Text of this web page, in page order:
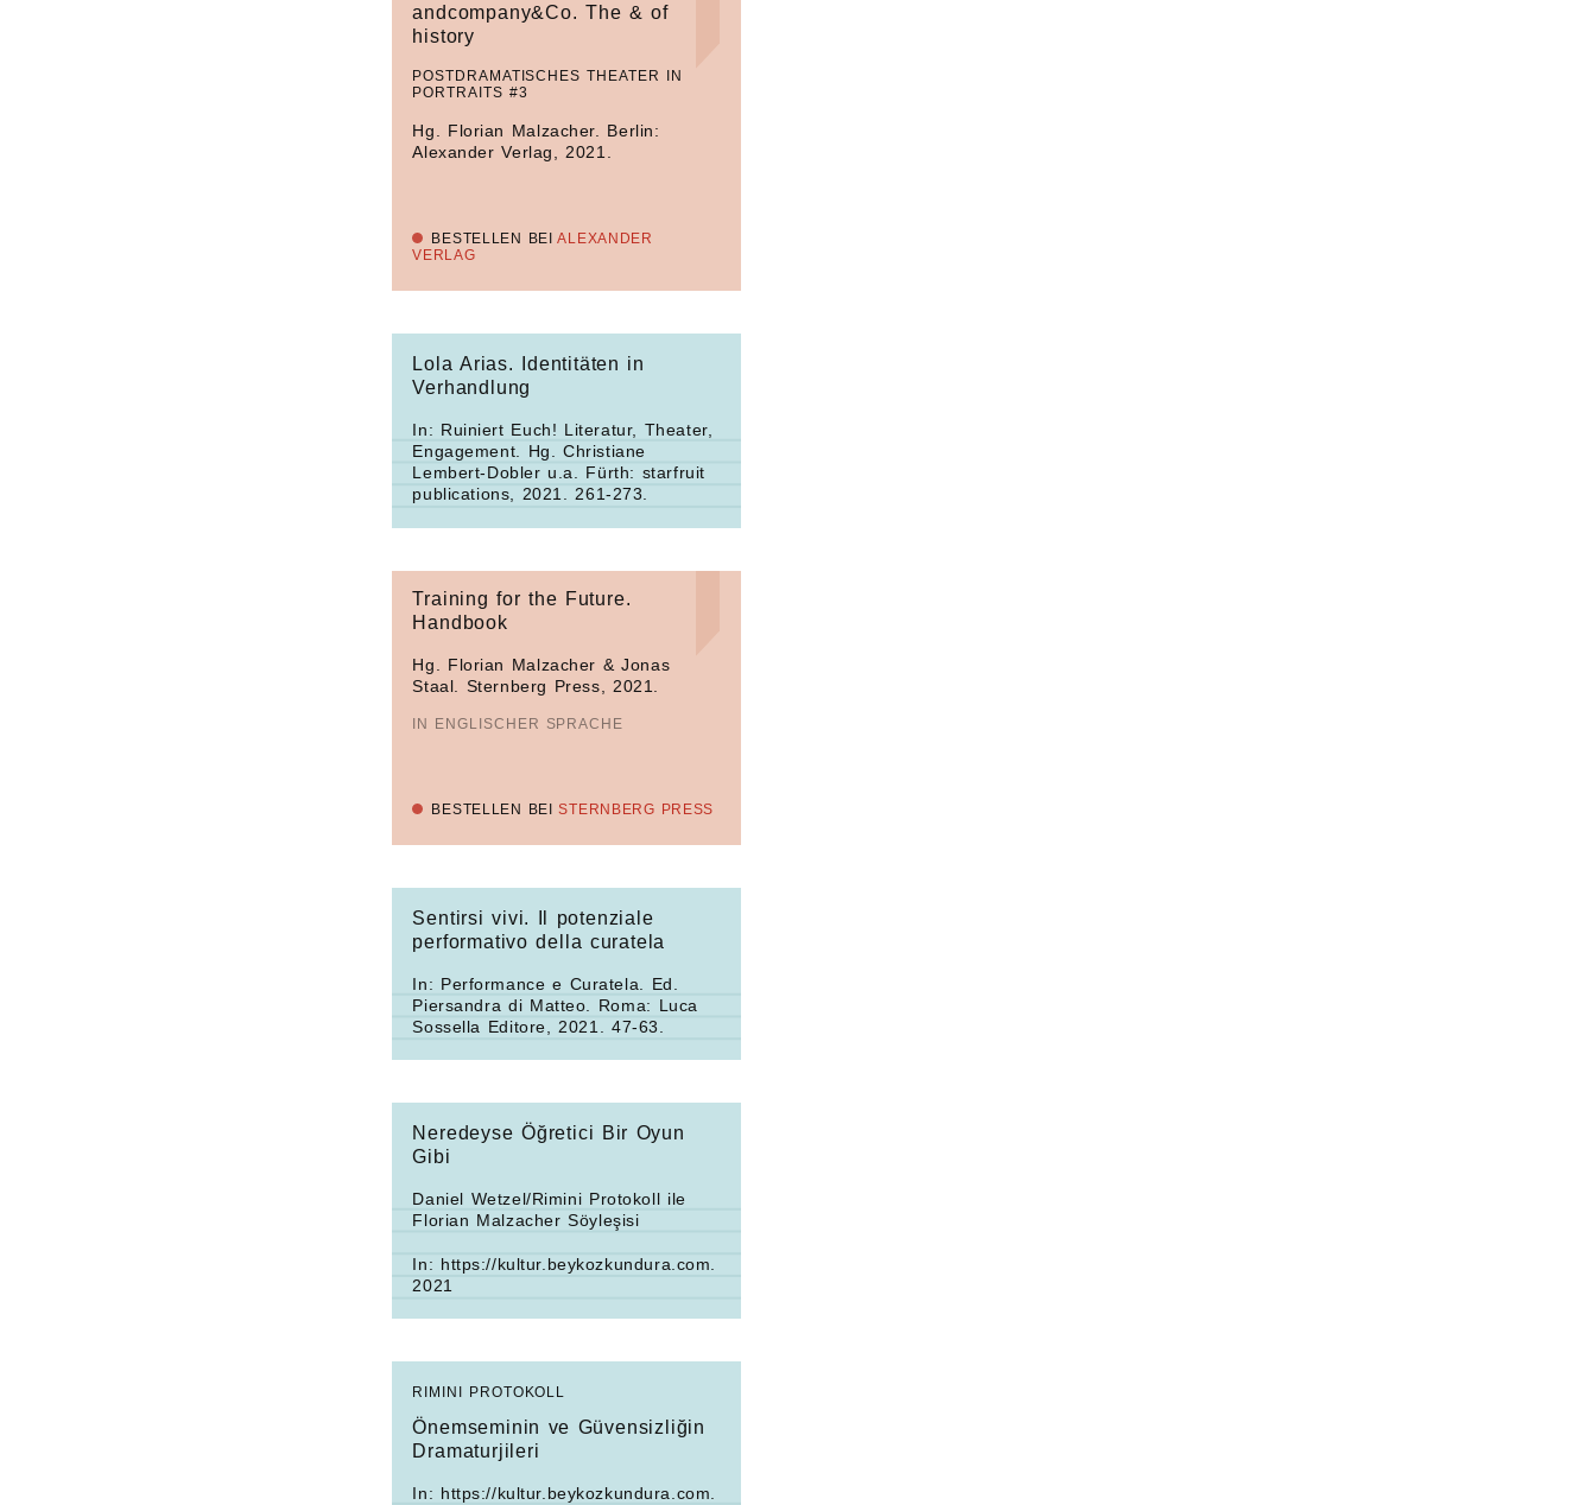
POSTDRAMATISCHES THEATER IN
PORTRAITS #3
andcompany&Co. The & of
history
Hg. Florian Malzacher. Berlin:
Alexander Verlag, 2021.
BESTELLEN BEIALEXANDER
VERLAG
Lola Arias. Identitäten in
Verhandlung
In: Ruiniert Euch! Literatur, Theater,
Engagement. Hg. Christiane
Lembert-Dobler u.a. Fürth: starfruit
publications, 2021. 261-273.
Training for the Future.
Handbook
Hg. Florian Malzacher & Jonas
Staal. Sternberg Press, 2021.
IN ENGLISCHER SPRACHE
BESTELLEN BEISTERNBERG PRESS
Sentirsi vivi. Il potenziale
performativo della curatela
In: Performance e Curatela . Ed.
Piersandra di Matteo. Roma: Luca
Sossella Editore, 2021. 47-63.
Neredeyse Öğretici Bir Oyun
Gibi
Daniel Wetzel/Rimini Protokoll ile
Florian Malzacher Söyleşisi
In: https://kultur.beykozkundura.com.
2021
RIMINI PROTOKOLL
Önemseminin ve Güvensizliğin
Dramaturjileri
In: https://kultur.beykozkundura.com.